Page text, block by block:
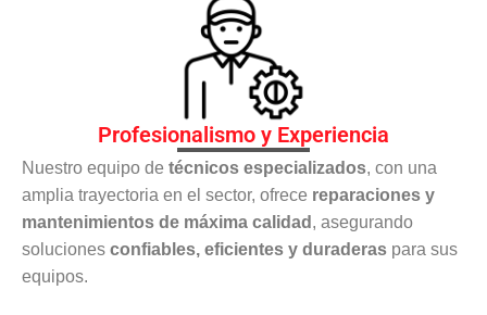
Profesionalismo y Experiencia
Nuestro equipo de técnicos especializados, con una
amplia trayectoria en el sector, ofrece reparaciones y
mantenimientos de máxima calidad , asegurando
soluciones confiables, eficientes y duraderas para sus
equipos.